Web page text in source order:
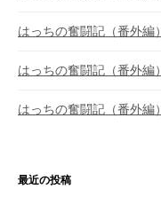
はっちの奮闘記（番外編）
はっちの奮闘記（番外編）
はっちの奮闘記（番外編）
最近の投稿